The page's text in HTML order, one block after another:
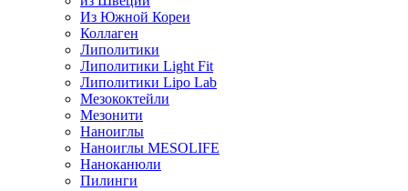
Из Южной Кореи
Коллаген
Липолитики
Липолитики Light Fit
Липолитики Lipo Lab
Мезококтейли
Мезонити
Наноиглы
Наноиглы MESOLIFE
Наноканюли
Пилинги